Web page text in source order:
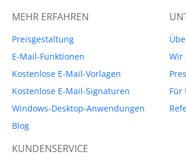
MEHR ERFAHREN
Preisgestaltung
E-Mail-Funktionen
Kostenlose E-Mail-Vorlagen
Kostenlose E-Mail-Signaturen
Windows-Desktop-Anwendungen
Blog
Wir
Für
KUNDENSERVICE